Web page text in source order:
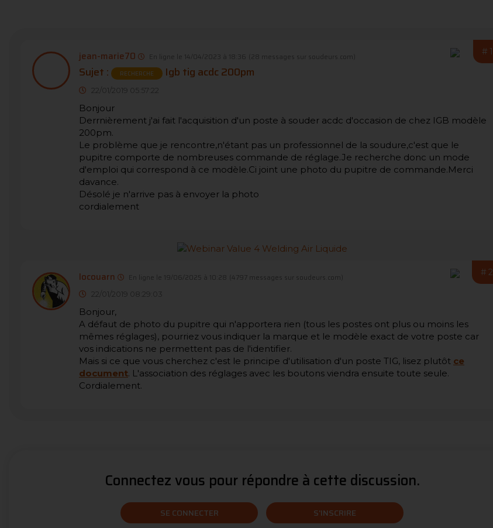
#1
jean-marie70 En ligne le 14/04/2023 à 18:36 (28 messages sur soudeurs.com)
Sujet : RECHERCHE Igb tig acdc 200pm
22/01/2019 05:57:22
Bonjour
Derrnièrement j'ai fait l'acquisition d'un poste à souder acdc d'occasion de chez IGB modèle
200pm.
Le problème que je rencontre,n'étant pas un professionnel de la soudure,c'est que le
pupitre comporte de nombreuses commande de réglage.Je recherche donc un mode
d'emploi qui correspond à ce modèle.Ci joint une photo du pupitre de commande.Merci
davance.
Désolé je n'arrive pas à envoyer la photo
cordialement
#2
locouarn En ligne le 19/06/2025 à 10:28 (4797 messages sur soudeurs.com)
22/01/2019 08:29:03
Bonjour,
A défaut de photo du pupitre qui n'apportera rien (tous les postes ont plus ou moins les
mêmes réglages), pourriez vous indiquer la marque et le modèle exact de votre poste car
vos indications ne permettent pas de l'identifier.
Mais si ce que vous cherchez c'est le principe d'utilisation d'un poste TIG, lisez plutôt ce
document. L'association des réglages avec les boutons viendra ensuite toute seule.
Cordialement.
Connectez vous pour répondre à cette discussion.
SE CONNECTER S'INSCRIRE